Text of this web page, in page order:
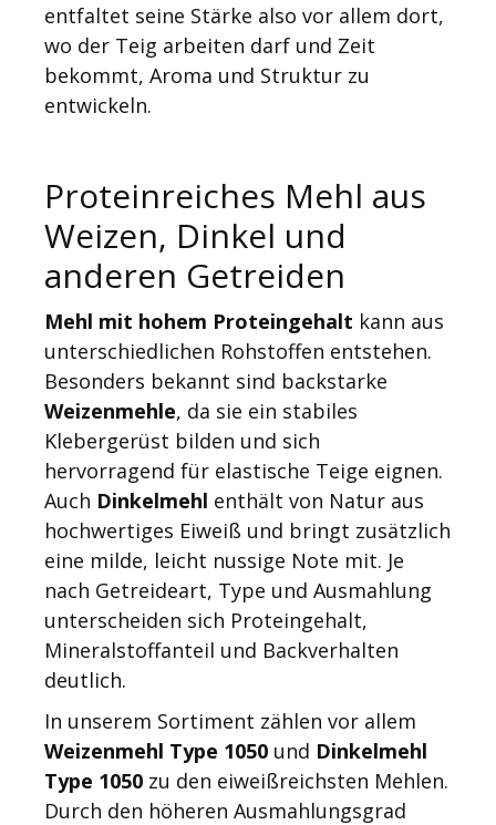
entfaltet seine Stärke also vor allem dort,
wo der Teig arbeiten darf und Zeit
bekommt, Aroma und Struktur zu
entwickeln.
Proteinreiches Mehl aus
Weizen, Dinkel und
anderen Getreiden
Mehl mit hohem Proteingehalt kann aus
unterschiedlichen Rohstoffen entstehen.
Besonders bekannt sind backstarke
Weizenmehle, da sie ein stabiles
Klebergerüst bilden und sich
hervorragend für elastische Teige eignen.
Auch Dinkelmehl enthält von Natur aus
hochwertiges Eiweiß und bringt zusätzlich
eine milde, leicht nussige Note mit. Je
nach Getreideart, Type und Ausmahlung
unterscheiden sich Proteingehalt,
Mineralstoffanteil und Backverhalten
deutlich.
In unserem Sortiment zählen vor allem
Weizenmehl Type 1050 und Dinkelmehl
Type 1050 zu den eiweißreichsten Mehlen.
Durch den höheren Ausmahlungsgrad